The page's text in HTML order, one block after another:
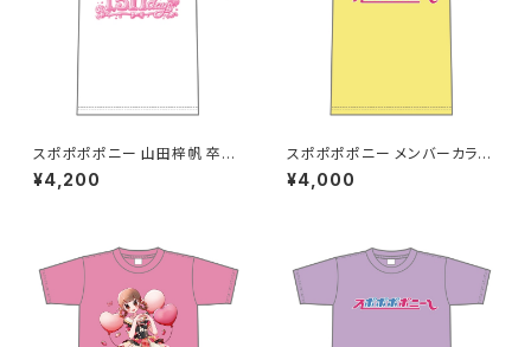
スポポポポニー 山田梓帆 卒業
記念Tシャツ XXL〜XXXLサイ
ズ
¥4,200
スポポポポニー メンバーカラー
シンプルデザイン ロゴTシャツ
イエロー S〜XLサイズ
¥4,000